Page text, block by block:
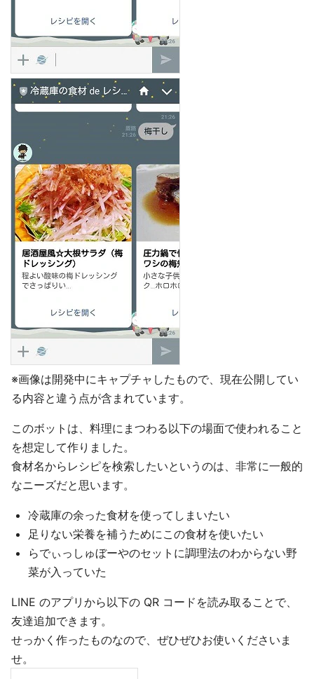
※画像は開発中にキャプチャしたもので、現在公開してい
る内容と違う点が含まれています。
このボットは、料理にまつわる以下の場面で使われること
を想定して作りました。
食材名からレシピを検索したいというのは、非常に一般的
なニーズだと思います。
冷蔵庫の余った食材を使ってしまいたい
足りない栄養を補うためにこの食材を使いたい
らでぃっしゅぼーやのセットに調理法のわからない野
菜が入っていた
LINE のアプリから以下の QR コードを読み取ることで、
友達追加できます。
せっかく作ったものなので、ぜひぜひお使いくださいま
せ。